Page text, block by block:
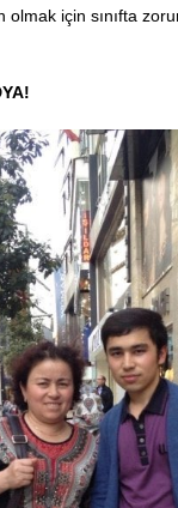
olmak için sınıfta